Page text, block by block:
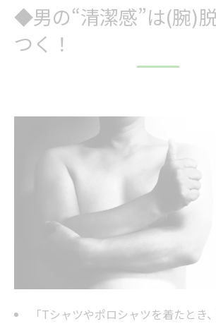
クス
✅5. 高出力脱毛機で短期間で効果
◆メンズ腕脱毛のメリット
💡 自己処理の手間＆肌荒れか
💡 ファッションの幅が広がる！
◆実際のお客様の口コミ・体験談
◆他サロンとの比較
◆こんな男性におすすめ！
◆まとめ：今、男の常識は「腕脱
✅まずはお試し1回からどうぞ
◆男の“清潔感”は(腕)
つく！
「Tシャツやポロシャツを着たとき